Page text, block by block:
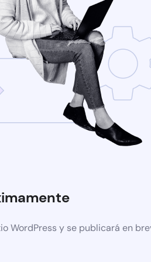
WordPress y se publicará en